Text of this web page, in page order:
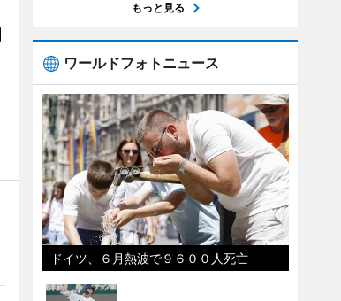
もっと見る
ワールドフォトニュース
ドイツ、６月熱波で９６００人死亡